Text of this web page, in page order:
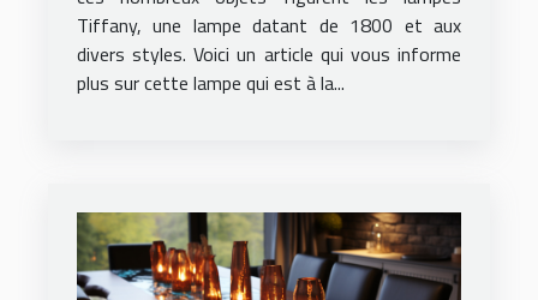
Tiffany, une lampe datant de 1800 et aux
divers styles. Voici un article qui vous informe
plus sur cette lampe qui est à la...